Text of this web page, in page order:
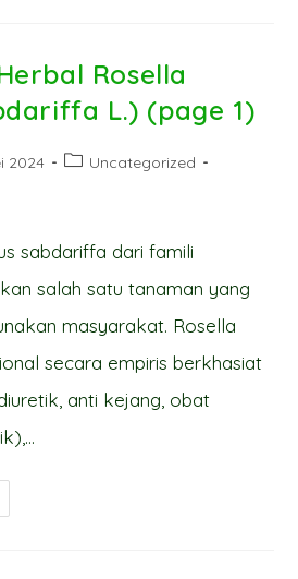
Rosella
L.) (page 1)
2024
PostUncategorized
sabdariffa dari famili
salah satu tanaman yang
masyarakat. Rosella
secara empiris berkhasiat
anti kejang, obat